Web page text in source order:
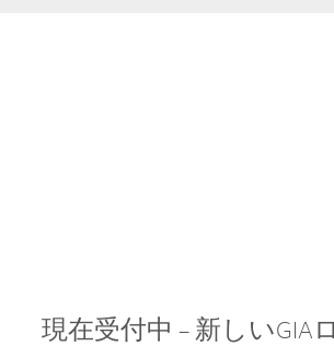
現在受付中 – 新しいGIA